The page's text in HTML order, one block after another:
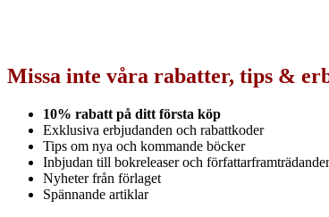
Missa inte våra rabatter, tips &
10% rabatt på ditt första köp
Exklusiva erbjudanden och rabattkoder
Tips om nya och kommande böcker
Inbjudan till bokreleaser och
Nyheter från förlaget
Spännande artiklar